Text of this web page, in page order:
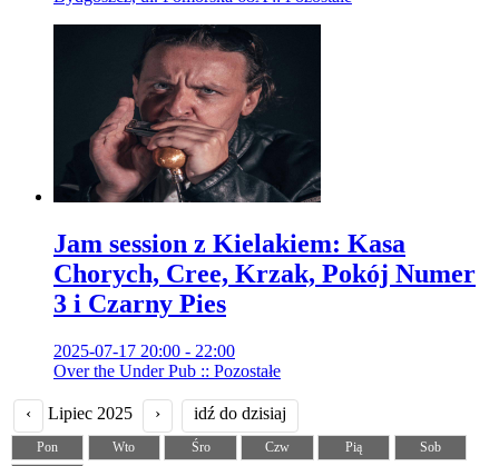
Jam session z Kielakiem: Kasa
Chorych, Cree, Krzak, Pokój Numer
3 i Czarny Pies
2025-07-17 20:00 - 22:00
Over the Under Pub :: Pozostałe
‹ Lipiec 2025 › idź do dzisiaj
Pon Wto Śro Czw Pią
Sob